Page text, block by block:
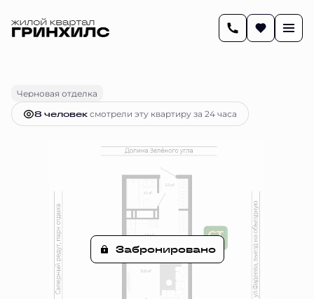
Черновая отделка
8 человексмотрели эту квартиру за 24 часа
Забронировано